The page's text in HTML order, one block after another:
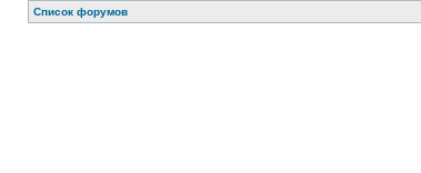
Список форумов